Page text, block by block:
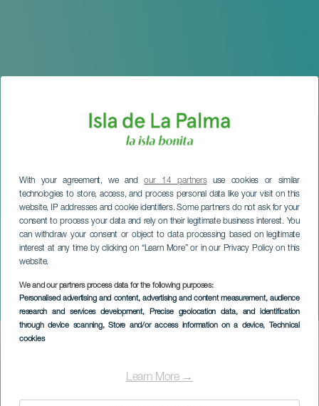
With your agreement, we andour 14 partnersuse cookies or similar
technologies to store, access, and process personal data like your visit on this
website, IP addresses and cookie identifiers. Some partners do not ask for your
consent to process your data and rely on their legitimate business interest. You
can withdraw your consent or object to data processing based on legitimate
interest at any time by clicking on “Learn More” or in our Privacy Policy on this
website.
We and our partners process data for the following purposes:
Personalised advertising and content, advertising and content measurement, audience
research and services development, Precise geolocation data, and identification
through device scanning, Store and/or access information on a device, Technical
cookies
Learn More →
Ostens magi
LA PALMA
Imagen